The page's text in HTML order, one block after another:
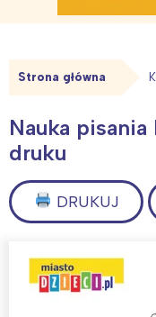
Strona główna
Nauka
druku
DRUKUJ